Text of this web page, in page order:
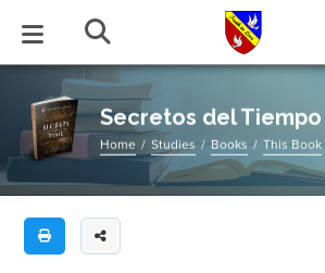
BLOG
Posts
Series
STUDIES
EVENTS
Center
ABOUT
Us
of Beliefs
HELP
Us
Secretos
del
Tiempo
La
revelación
del
tiempo
revelado
Book
Title
List
Secrets
of
Time
The
Secretos del Tiempo
Home Studies Books This Book
Email